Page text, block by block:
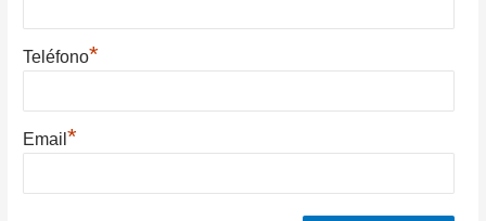
Teléfono*
Email*